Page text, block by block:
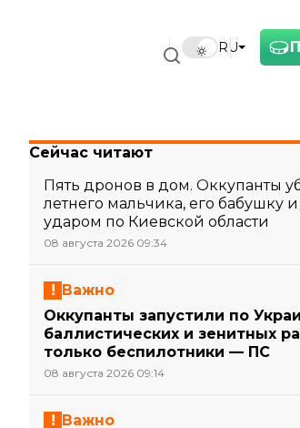
RU
Сейчас читают
Пять дронов в дом. Оккупанты
летнего мальчика, его бабушку
ударом по Киевской области
08 августа 2026 09:34
Важно
Оккупанты запустили по
баллистических и зенитных
только беспилотники — ПС
08 августа 2026 09:14
Важно